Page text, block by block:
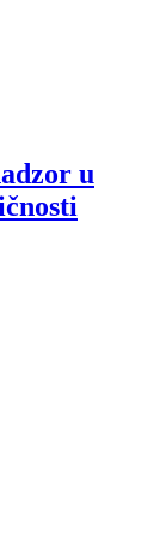
u